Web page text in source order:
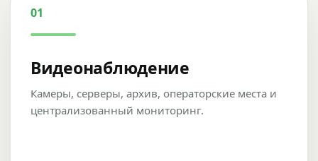
01
Видеонаблюдение
Камеры, серверы, архив, операторские места и
централизованный мониторинг.